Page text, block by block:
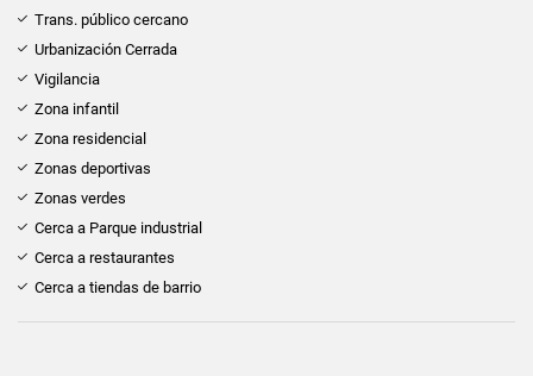
Trans. público cercano
Urbanización Cerrada
Vigilancia
Zona infantil
Zona residencial
Zonas deportivas
Zonas verdes
Cerca a Parque industrial
Cerca a restaurantes
Cerca a tiendas de barrio